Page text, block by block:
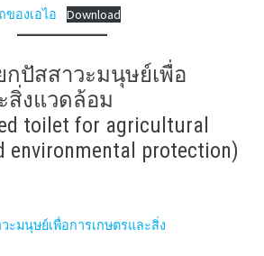
องเอไอ Download
ปัสสาวะมนุษย์เพื่อ
สิ่งแวดล้อม
toilet for agricultural
environmental protection)
มนุษย์เพื่อการเกษตรและสิ่ง